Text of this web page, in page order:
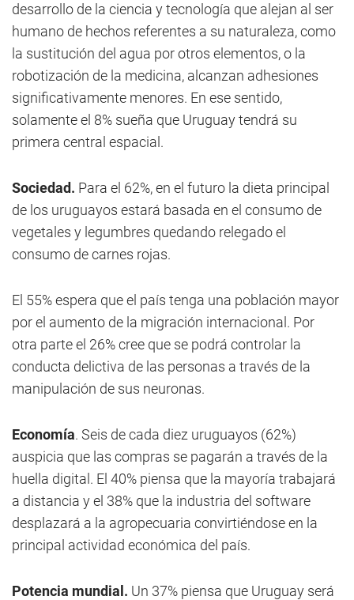
desarrollo de la ciencia y tecnología que alejan al ser
humano de hechos referentes a su naturaleza, como
la sustitución del agua por otros elementos, o la
robotización de la medicina, alcanzan adhesiones
significativamente menores. En ese sentido,
solamente el 8% sueña que Uruguay tendrá su
primera central espacial.
Sociedad. Para el 62%, en el futuro la dieta principal
de los uruguayos estará basada en el consumo de
vegetales y legumbres quedando relegado el
consumo de carnes rojas.
El 55% espera que el país tenga una población mayor
por el aumento de la migración internacional. Por
otra parte el 26% cree que se podrá controlar la
conducta delictiva de las personas a través de la
manipulación de sus neuronas.
Economía. Seis de cada diez uruguayos (62%)
auspicia que las compras se pagarán a través de la
huella digital. El 40% piensa que la mayoría trabajará
a distancia y el 38% que la industria del software
desplazará a la agropecuaria convirtiéndose en la
principal actividad económica del país.
Potencia mundial. Un 37% piensa que Uruguay será